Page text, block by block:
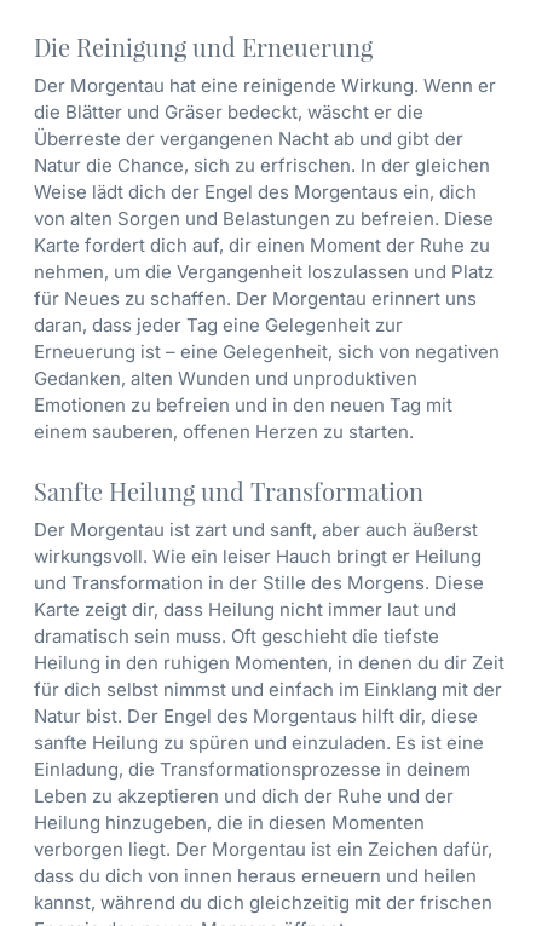
Die Reinigung und Erneuerung
Der Morgentau hat eine reinigende Wirkung. Wenn er
die Blätter und Gräser bedeckt, wäscht er die
Überreste der vergangenen Nacht ab und gibt der
Natur die Chance, sich zu erfrischen. In der gleichen
Weise lädt dich der Engel des Morgentaus ein, dich
von alten Sorgen und Belastungen zu befreien. Diese
Karte fordert dich auf, dir einen Moment der Ruhe zu
nehmen, um die Vergangenheit loszulassen und Platz
für Neues zu schaffen. Der Morgentau erinnert uns
daran, dass jeder Tag eine Gelegenheit zur
Erneuerung ist – eine Gelegenheit, sich von negativen
Gedanken, alten Wunden und unproduktiven
Emotionen zu befreien und in den neuen Tag mit
einem sauberen, offenen Herzen zu starten.
Sanfte Heilung und Transformation
Der Morgentau ist zart und sanft, aber auch äußerst
wirkungsvoll. Wie ein leiser Hauch bringt er Heilung
und Transformation in der Stille des Morgens. Diese
Karte zeigt dir, dass Heilung nicht immer laut und
dramatisch sein muss. Oft geschieht die tiefste
Heilung in den ruhigen Momenten, in denen du dir Zeit
für dich selbst nimmst und einfach im Einklang mit der
Natur bist. Der Engel des Morgentaus hilft dir, diese
sanfte Heilung zu spüren und einzuladen. Es ist eine
Einladung, die Transformationsprozesse in deinem
Leben zu akzeptieren und dich der Ruhe und der
Heilung hinzugeben, die in diesen Momenten
verborgen liegt. Der Morgentau ist ein Zeichen dafür,
dass du dich von innen heraus erneuern und heilen
kannst, während du dich gleichzeitig mit der frischen